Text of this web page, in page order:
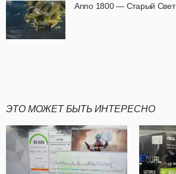
Anno 1800 — Старый Свет
ЭТО МОЖЕТ БЫТЬ ИНТЕРЕСНО